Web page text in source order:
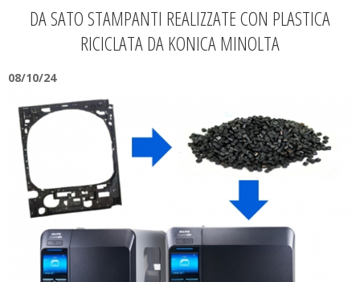
DA SATO STAMPANTI REALIZZATE CON PLASTICA
RICICLATA DA KONICA MINOLTA
08/10/24